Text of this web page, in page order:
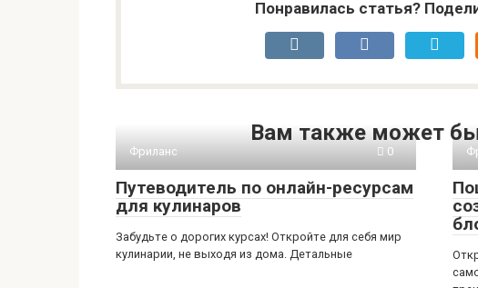
Понравилась статья?
Вам также может
Фриланс 0
Путеводитель по онлайн-ресурсам
для кулинаров
Забудьте о дорогих курсах! Откройте для себя мир
кулинарии, не выходя из дома. Детальные